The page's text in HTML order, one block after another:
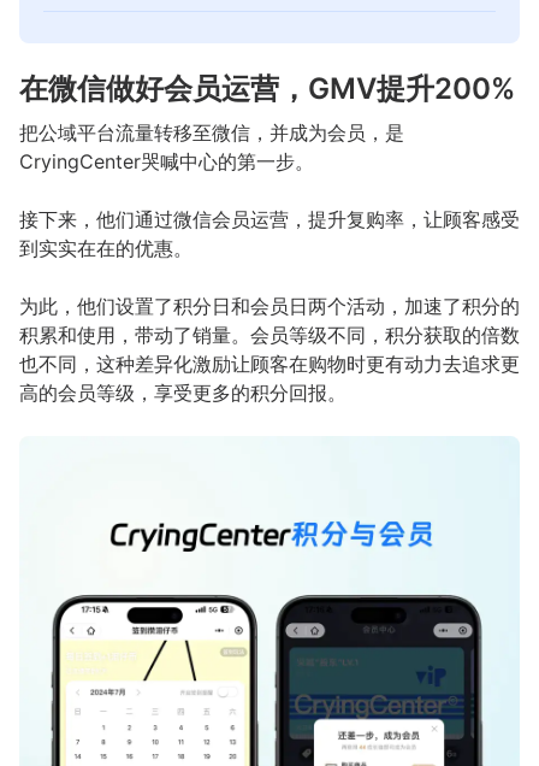
了解更多
低的成本更高的效率，满足商家个性化需求
了解更多
在微信做好会员运营，GMV提升200%
把公域平台流量转移至微信，并成为会员，是
CryingCenter哭喊中心的第一步。
接下来，他们通过微信会员运营，提升复购率，让顾客感受
到实实在在的优惠。
为此，他们设置了积分日和会员日两个活动，加速了积分的
积累和使用，带动了销量。会员等级不同，积分获取的倍数
也不同，这种差异化激励让顾客在购物时更有动力去追求更
高的会员等级，享受更多的积分回报。